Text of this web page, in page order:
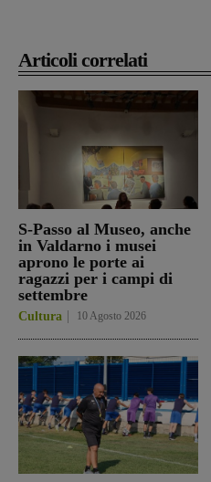
Articoli correlati
S-Passo al Museo, anche
in Valdarno i musei
aprono le porte ai
ragazzi per i campi di
settembre
Cultura 10 Agosto 2026